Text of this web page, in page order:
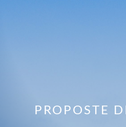
PROPOSTE